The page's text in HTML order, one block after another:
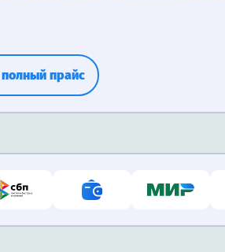
прайс